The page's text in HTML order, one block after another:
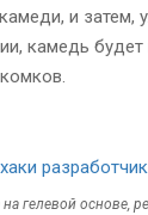
и затем,
камедь будет
гелевой основе,